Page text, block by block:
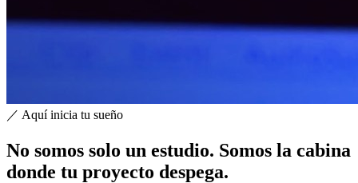
／ Aquí inicia tu sueño
No somos solo un estudio. Somos la cabina
donde tu proyecto despega.